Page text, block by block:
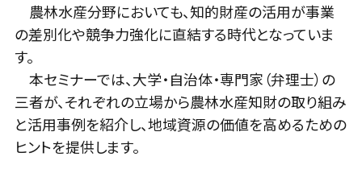
農林水産分野においても、知的財産の活用が事業
の差別化や競争力強化に直結する時代となっていま
す。
本セミナーでは、大学・自治体・専門家（弁理士）の
三者が、それぞれの立場から農林水産知財の取り組み
と活用事例を紹介し、地域資源の価値を高めるための
ヒントを提供します。